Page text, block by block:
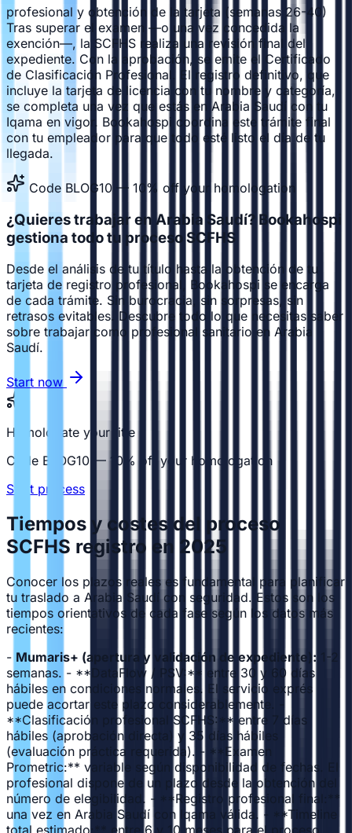
profesional y obtención de la tarjeta (semanas 26-40)
Tras superar el examen —o una vez concedida la
exención—, la SCFHS realiza una revisión final del
expediente. Con la aprobación, se emite el Certificado
de Clasificación Profesional. El registro definitivo, que
incluye la tarjeta de licencia con tu nombre y categoría,
se completa una vez que estás en Arabia Saudí con tu
Iqama en vigor. Bookahospi coordina este trámite final
con tu empleador para que todo esté listo el día de tu
llegada.
Code BLOG10 — 10% off your homologation
¿Quieres trabajar en Arabia Saudí? Bookahospi
gestiona todo tu proceso SCFHS
Desde el análisis de tu título hasta la obtención de tu
tarjeta de registro profesional, Bookahospi se encarga
de cada trámite. Sin burocracia, sin sorpresas, sin
retrasos evitables. Descubre todo lo que necesitas saber
sobre trabajar como profesional sanitario en Arabia
Saudí.
Start now
Homologate your title
Code BLOG10 — 10% off your homologation
Start process
Tiempos y costes del proceso
SCFHS registro en 2025
Conocer los plazos reales es fundamental para planificar
tu traslado a Arabia Saudí con seguridad. Estos son los
tiempos orientativos de cada fase según los datos más
recientes:
- Mumaris+ (apertura y validación de expediente): 1-2
semanas. - **DataFlow / PSV:** entre 30 y 60 días
hábiles en condiciones normales. El servicio exprés
puede acortar este plazo considerablemente. -
**Clasificación profesional SCFHS:** entre 7 días
hábiles (aprobación directa) y 35 días hábiles
(evaluación práctica requerida). - **Examen
Prometric:** variable según disponibilidad de fechas. El
profesional dispone de un plazo desde la obtención del
número de elegibilidad. - **Registro profesional final:**
una vez en Arabia Saudí con Iqama válida. - **Timeline